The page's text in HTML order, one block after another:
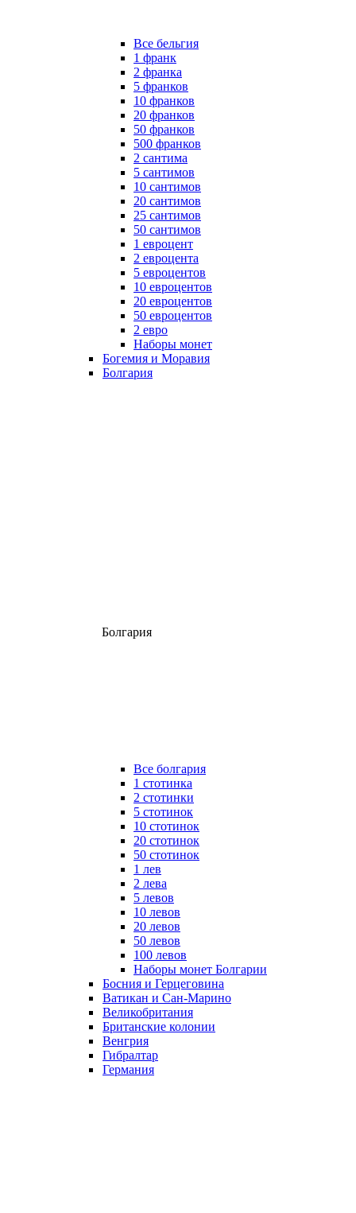
Все бельгия
1 франк
2 франка
5 франков
10 франков
20 франков
50 франков
500 франков
2 сантима
5 сантимов
10 сантимов
20 сантимов
25 сантимов
50 сантимов
1 евроцент
2 евроцента
5 евроцентов
10 евроцентов
20 евроцентов
50 евроцентов
2 евро
Наборы монет
Богемия и Моравия
Болгария
Болгария
Все болгария
1 стотинка
2 стотинки
5 стотинок
10 стотинок
20 стотинок
50 стотинок
1 лев
2 лева
5 левов
10 левов
20 левов
50 левов
100 левов
Наборы монет Болгарии
Босния и Герцеговина
Ватикан и Сан-Марино
Великобритания
Британские колонии
Венгрия
Гибралтар
Германия